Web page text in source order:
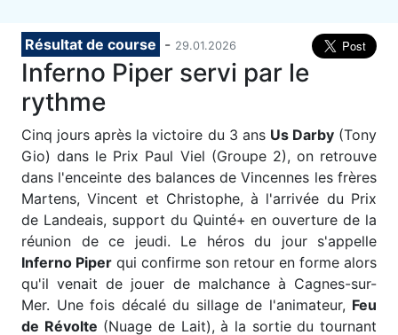
Résultat de course - 29.01.2026
Inferno Piper servi par le
rythme
Cinq jours après la victoire du 3 ans Us Darby(Tony
Gio) dans le Prix Paul Viel (Groupe 2), on retrouve
dans l'enceinte des balances de Vincennes les frères
Martens, Vincent et Christophe, à l'arrivée du Prix
de Landeais, support du Quinté+ en ouverture de la
réunion de ce jeudi. Le héros du jour s'appelle
Inferno Piper qui confirme son retour en forme alors
qu'il venait de jouer de malchance à Cagnes-sur-
Mer. Une fois décalé du sillage de l'animateur, Feu
de Révolte (Nuage de Lait), à la sortie du tournant